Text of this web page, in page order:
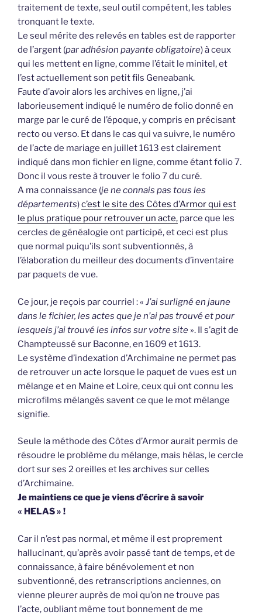
traitement de texte, seul outil compétent, les tables
tronquant le texte.
Le seul mérite des relevés en tables est de rapporter
de l’argent (par adhésion payante obligatoire) à ceux
qui les mettent en ligne, comme l’était le minitel, et
l’est actuellement son petit fils Geneabank.
Faute d’avoir alors les archives en ligne, j’ai
laborieusement indiqué le numéro de folio donné en
marge par le curé de l’époque, y compris en précisant
recto ou verso. Et dans le cas qui va suivre, le numéro
de l’acte de mariage en juillet 1613 est clairement
indiqué dans mon fichier en ligne, comme étant folio 7.
Donc il vous reste à trouver le folio 7 du curé.
A ma connaissance (je ne connais pas tous les
départements)c’est le site des Côtes d’Armor qui est
le plus pratique pour retrouver un acte, parce que les
cercles de généalogie ont participé, et ceci est plus
que normal puiqu’ils sont subventionnés, à
l’élaboration du meilleur des documents d’inventaire
par paquets de vue.
Ce jour, je reçois par courriel : « J’ai surligné en jaune
dans le fichier, les actes que je n’ai pas trouvé et pour
lesquels j’ai trouvé les infos sur votre site ». Il s’agit de
Champteussé sur Baconne, en 1609 et 1613.
Le système d’indexation d’Archimaine ne permet pas
de retrouver un acte lorsque le paquet de vues est un
mélange et en Maine et Loire, ceux qui ont connu les
microfilms mélangés savent ce que le mot mélange
signifie.
Seule la méthode des Côtes d’Armor aurait permis de
résoudre le problème du mélange, mais hélas, le cercle
dort sur ses 2 oreilles et les archives sur celles
d’Archimaine.
Je maintiens ce que je viens d’écrire à savoir
« HELAS » !
Car il n’est pas normal, et même il est proprement
hallucinant, qu’après avoir passé tant de temps, et de
connaissance, à faire bénévolement et non
subventionné, des retranscriptions anciennes, on
vienne pleurer auprès de moi qu’on ne trouve pas
l’acte, oubliant même tout bonnement de me